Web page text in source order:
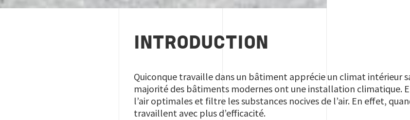
INTRODUCTION
Quiconque travaille dans un bâtiment apprécie un climat intérieur
majorité des bâtiments modernes ont une installation climatique.
l’air optimales et filtre les substances nocives de l’air. En effet,
travaillent avec plus d’efficacité.